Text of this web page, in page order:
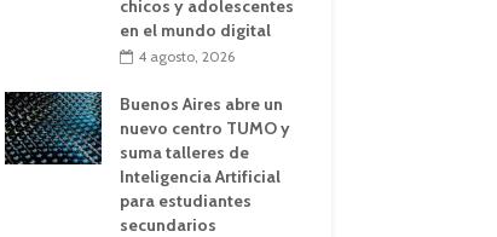
chicos y adolescentes
en el mundo digital
4 agosto, 2026
Buenos Aires abre un
nuevo centro TUMO y
suma talleres de
Inteligencia Artificial
para estudiantes
secundarios